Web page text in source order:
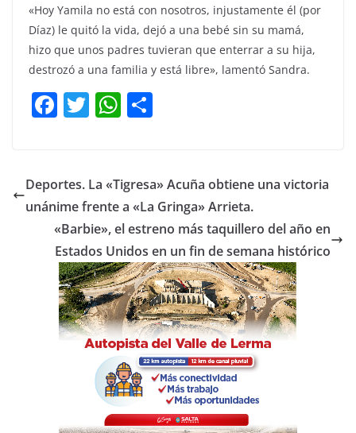
«Hoy Yamila no está con nosotros, injustamente él (por
Díaz) le quitó la vida, dejó a una bebé sin su mamá,
hizo que unos padres tuvieran que enterrar a su hija,
destrozó a una familia y está libre», lamentó Sandra.
F
e
b
o
o
k
T
er
W
s
A
p
p
p
ar
tir
Deportes. La «Tigresa» Acuña obtiene una victoria
unánime frente a «La Gringa» Arrieta.
«Barbie», el estreno más taquillero del año en
Estados Unidos en un fin de semana histórico